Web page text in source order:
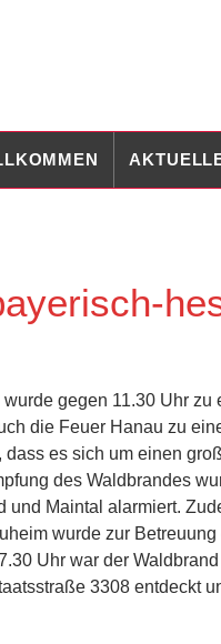
gegen 11.30 Uhr
die Feuer Hanau zu
es sich um einen
des Waldbrandes
und Maintal alarmiert.
wurde zur
Uhr war der
3308 entdeckt